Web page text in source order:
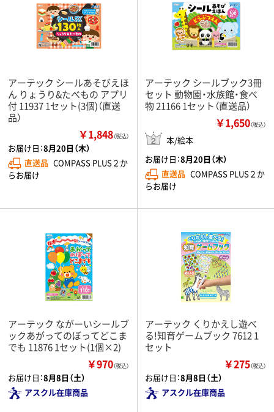
アーテック シールあそびえほ
ん りょうり&たべもの アプリ
付 11937 1セット(3個)（直送
品）
￥1,848（税込）
お届け日：8月20日（木）
直送品 COMPASS PLUS２か
らお届け
アーテック シールブック3冊
セット 動物園・水族館・食べ
物 21166 1セット（直送品）
￥1,650（税込）
本/絵本
お届け日：8月20日（木）
直送品 COMPASS PLUS２か
らお届け
アーテック ながーいシールブ
ックあがってのぼってどこま
でも 11876 1セット(1個×2)
￥970（税込）
お届け日：8月8日（土）
アスクル在庫商品
アーテック くりかえし遊べ
る!知育ゲームブック 7612 1
セット
￥275（税込）
お届け日：8月8日（土）
アスクル在庫商品